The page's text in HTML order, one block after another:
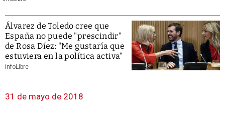
Álvarez de Toledo cree que
España no puede "prescindir"
de Rosa Díez: "Me gustaría que
estuviera en la política activa"
infoLibre
31 de mayo de 2018